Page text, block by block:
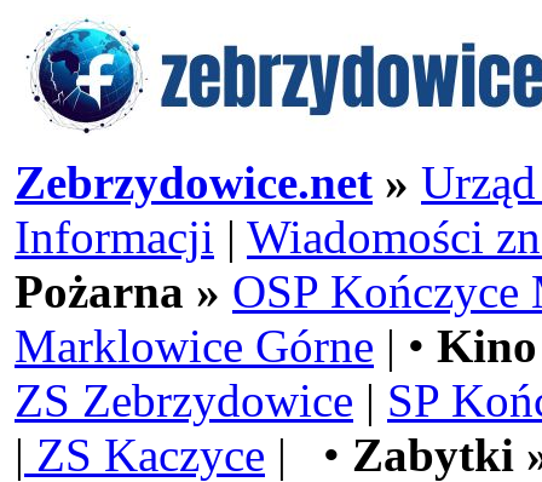
Zebrzydowice.net »
Informacji | Wiadomości
Pożarna » OSP Kończyce
Marklowice Górne | •
ZS Zebrzydowice | SP
| ZS Kaczyce | • Zabytki